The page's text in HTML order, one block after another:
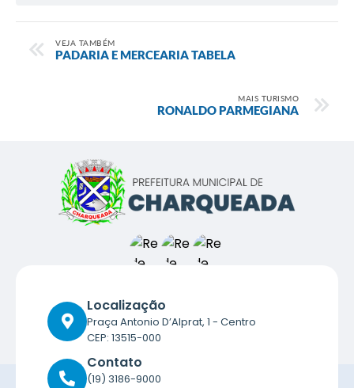
VEJA TAMBÉM
PADARIA E MERCEARIA TABELA
MAIS TURISMO
RONALDO PARMEGIANA
Localização
Praça Antonio D’Alprat, 1 - Centro
CEP: 13515-000
Contato
(19) 3186-9000